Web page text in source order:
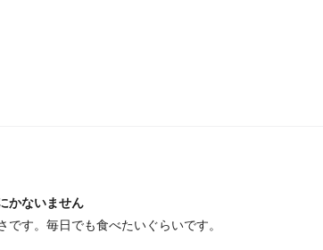
かないません
す。毎日でも食べたいぐらいです。